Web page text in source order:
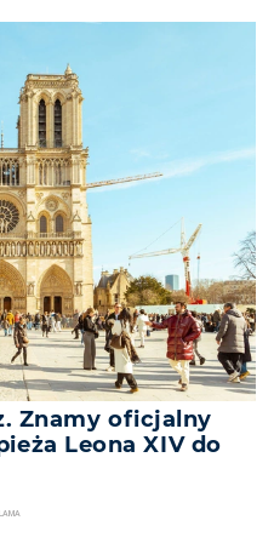
Znamy oficjalny
Leona XIV do